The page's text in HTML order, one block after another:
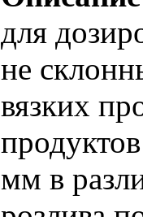
для
не
вязких
мм в